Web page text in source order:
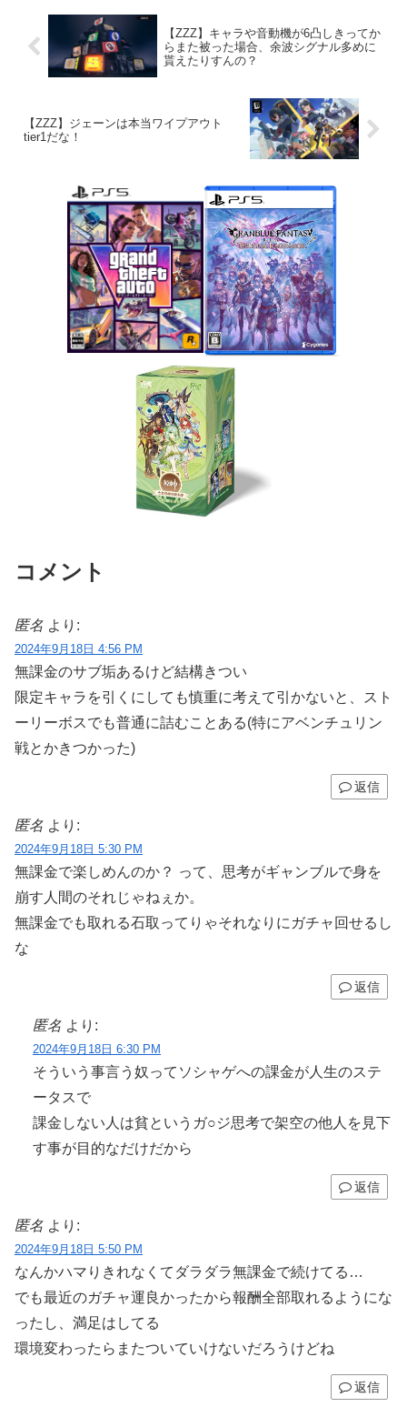
【ZZZ】キャラや音動機が6凸しきってか
らまた被った場合、余波シグナル多めに
貰えたりすんの？
【ZZZ】ジェーンは本当ワイプアウト
tier1だな！
コメント
匿名 より:
2024年9月18日 4:56 PM
無課金のサブ垢あるけど結構きつい
限定キャラを引くにしても慎重に考えて引かないと、スト
ーリーボスでも普通に詰むことある(特にアベンチュリン
戦とかきつかった)
返信
匿名 より:
2024年9月18日 5:30 PM
無課金で楽しめんのか？ って、思考がギャンブルで身を
崩す人間のそれじゃねぇか。
無課金でも取れる石取ってりゃそれなりにガチャ回せるし
な
返信
匿名 より:
2024年9月18日 6:30 PM
そういう事言う奴ってソシャゲへの課金が人生のステ
ータスで
課金しない人は貧というガ○ジ思考で架空の他人を見下
す事が目的なだけだから
返信
匿名 より:
2024年9月18日 5:50 PM
なんかハマりきれなくてダラダラ無課金で続けてる…
でも最近のガチャ運良かったから報酬全部取れるようにな
ったし、満足はしてる
環境変わったらまたついていけないだろうけどね
返信